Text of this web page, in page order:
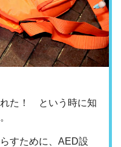
た！ という時に知
すために、 AED設